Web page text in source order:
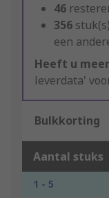
46
356
een
Heeft u
leverdata'
Bulkkorting
Aantal stuks
1 - 5